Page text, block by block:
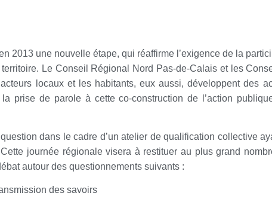
2013 une nouvelle étape, qui réaffirme l’exigence de la
Le Conseil Régional Nord Pas-de-Calais et les
locaux et les habitants, eux aussi, développent des
prise de parole à cette co-construction de l’action
dans le cadre d’un atelier de qualification collective
journée régionale visera à restituer au plus grand
autour des questionnements suivants :
des savoirs